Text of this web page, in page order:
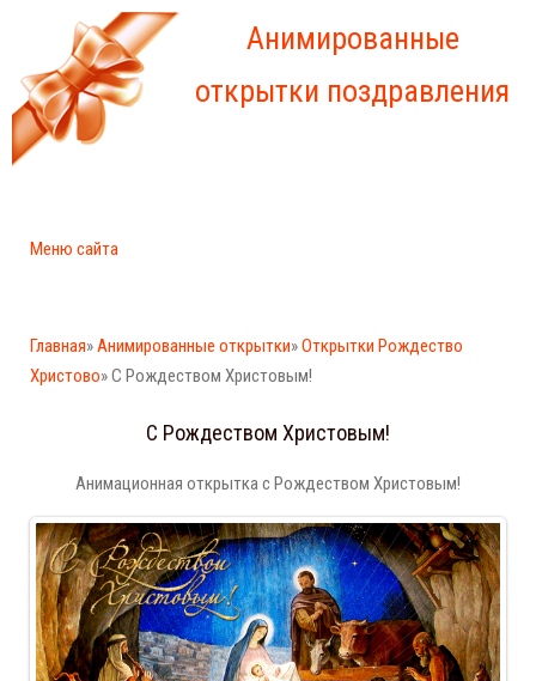
Анимированные
открытки поздравления
Меню сайта
Главная»Анимированные открытки»Открытки Рождество
Христово» С Рождеством Христовым!
С Рождеством Христовым!
Анимационная открытка с Рождеством Христовым!